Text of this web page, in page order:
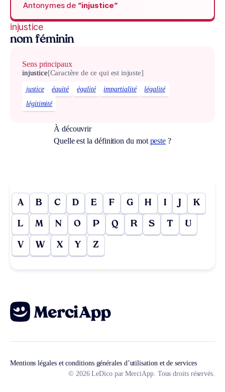
Antonymes de “injustice“
injustice
nom féminin
Sens principaux
injustice[Caractère de ce qui est injuste]
justice équité égalité impartialité
légalité
légitimité
À découvrir
Quelle est la définition du mot peste ?
A B C D E F G H I J K
L M N O P Q R S T U
V W X Y Z
Mentions légales et conditions générales d’utilisation et de services
© 2026 LeDico par MerciApp. Tous droits réservés.